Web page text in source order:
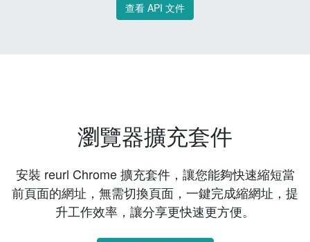
查看 API 文件
瀏覽器擴充套件
安裝 reurl Chrome 擴充套件，讓您能夠快速縮短當
前頁面的網址，無需切換頁面，一鍵完成縮網址，提
升工作效率，讓分享更快速更方便。